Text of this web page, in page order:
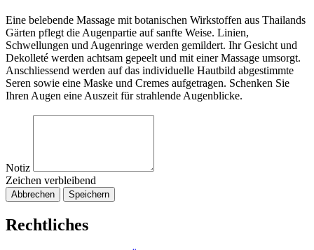
Eine belebende Massage mit botanischen Wirkstoffen aus Thailands
Gärten pflegt die Augenpartie auf sanfte Weise. Linien,
Schwellungen und Augenringe werden gemildert. Ihr Gesicht und
Dekolleté werden achtsam gepeelt und mit einer Massage umsorgt.
Anschliessend werden auf das individuelle Hautbild abgestimmte
Seren sowie eine Maske und Cremes aufgetragen. Schenken Sie
Ihren Augen eine Auszeit für strahlende Augenblicke.
Notiz
Zeichen verbleibend
Abbrechen Speichern
Rechtliches